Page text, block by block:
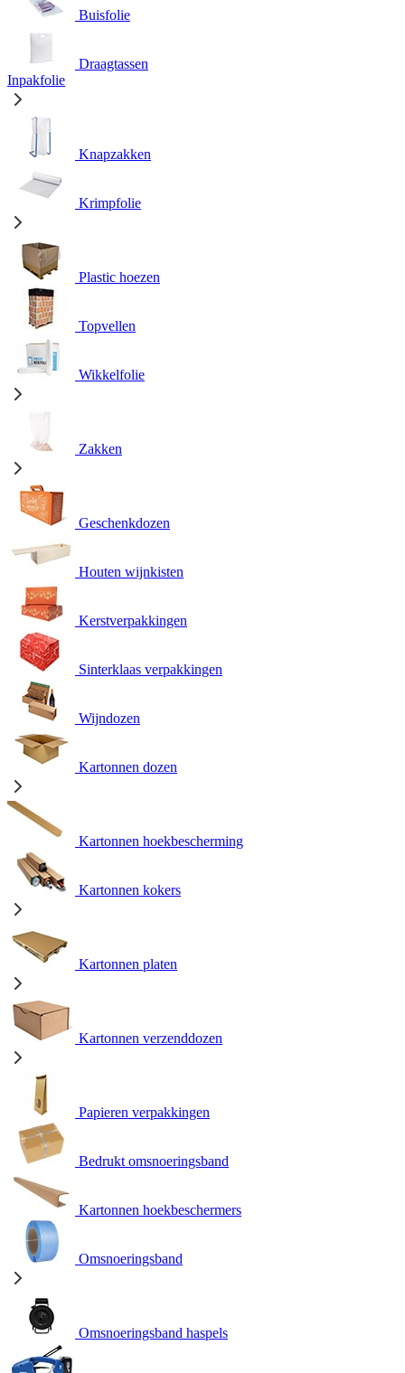
Buisfolie
Draagtassen
Inpakfolie
Knapzakken
Krimpfolie
Plastic hoezen
Topvellen
Wikkelfolie
Zakken
Geschenkdozen
Houten wijnkisten
Kerstverpakkingen
Sinterklaas verpakkingen
Wijndozen
Kartonnen dozen
Kartonnen hoekbescherming
Kartonnen kokers
Kartonnen platen
Kartonnen verzenddozen
Papieren verpakkingen
Bedrukt omsnoeringsband
Kartonnen hoekbeschermers
Omsnoeringsband
Omsnoeringsband haspels